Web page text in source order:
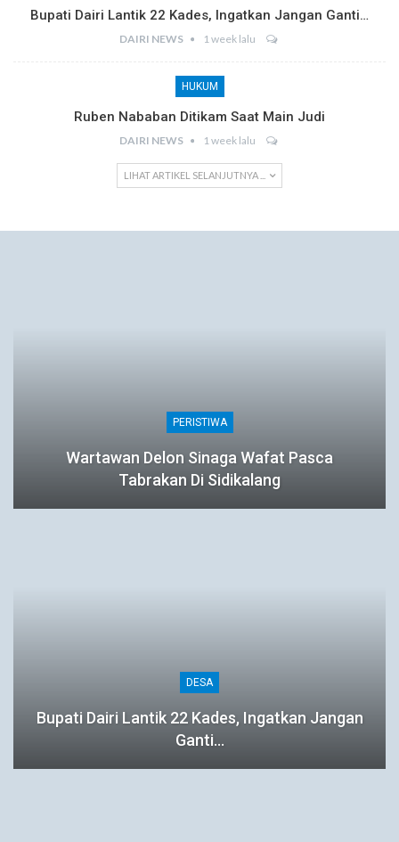
Bupati Dairi Lantik 22 Kades, Ingatkan Jangan Ganti…
DAIRI NEWS 1 week lalu
HUKUM
Ruben Nababan Ditikam Saat Main Judi
DAIRI NEWS 1 week lalu
LIHAT ARTIKEL SELANJUTNYA ...
PERISTIWA
Wartawan Delon Sinaga Wafat Pasca
Tabrakan Di Sidikalang
DESA
Bupati Dairi Lantik 22 Kades, Ingatkan Jangan
Ganti…